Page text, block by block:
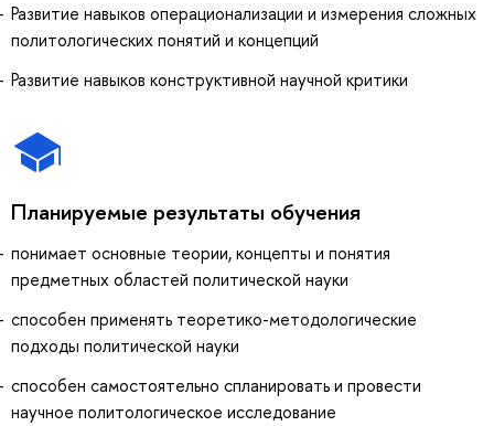
Развитие навыков операционализации и измерения сложных
политологических понятий и концепций
Развитие навыков конструктивной научной критики
Планируемые результаты обучения
понимает основные теории, концепты и понятия
предметных областей политической науки
способен применять теоретико-методологические
подходы политической науки
способен самостоятельно спланировать и провести
научное политологическое исследование